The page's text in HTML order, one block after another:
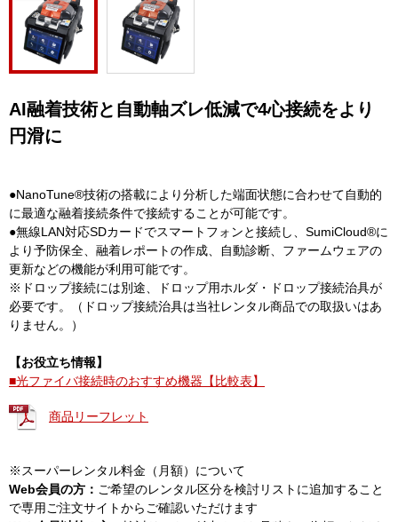
AI融着技術と自動軸ズレ低減で4心接続をより
円滑に
●NanoTune®技術の搭載により分析した端面状態に合わせて自動的
に最適な融着接続条件で接続することが可能です。
●無線LAN対応SDカードでスマートフォンと接続し、SumiCloud®に
より予防保全、融着レポートの作成、自動診断、ファームウェアの
更新などの機能が利用可能です。
※ドロップ接続には別途、ドロップ用ホルダ・ドロップ接続治具が
必要です。（ドロップ接続治具は当社レンタル商品での取扱いはあ
りません。）
【お役立ち情報】
■光ファイバ接続時のおすすめ機器【比較表】
商品リーフレット
※スーパーレンタル料金（月額）について
Web会員の方： ご希望のレンタル区分を検討リストに追加すること
で専用ご注文サイトからご確認いただけます